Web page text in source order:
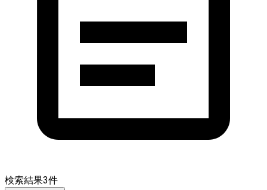
検索結果3件